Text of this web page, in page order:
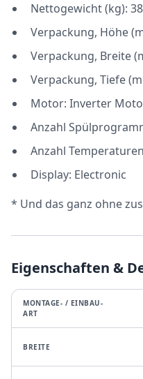
Nettogewicht (kg): 38
Verpackung, Höhe
Verpackung, Breite
Verpackung, Tiefe
Motor: Inverter
Anzahl
Anzahl
Display: Electronic
* Und das ganz ohne
Eigenschaften &
MONTAGE- / EINBAU-
ART
BREITE